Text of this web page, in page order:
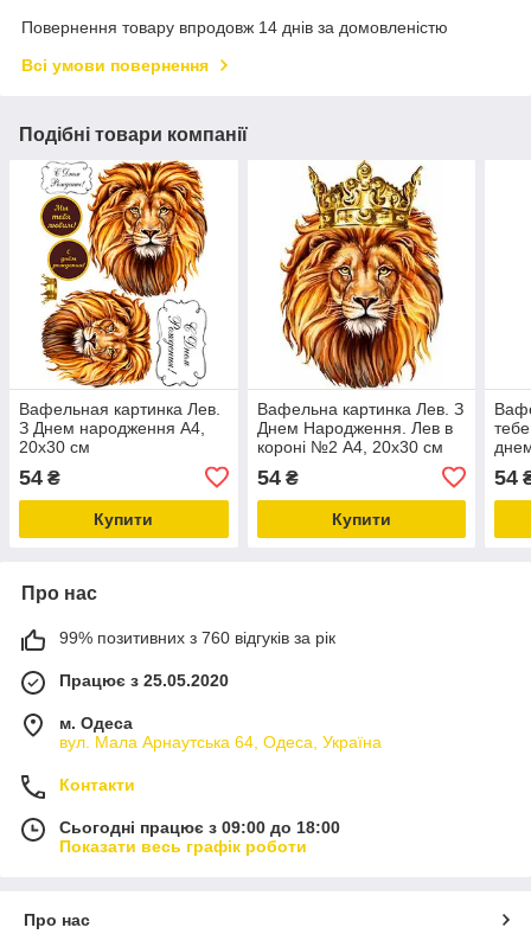
Повернення товару впродовж 14 днів за домовленістю
Всі умови повернення
Подібні товари компанії
Вафельная картинка Лев.
З Днем народження А4,
20х30 см
54 ₴
Купити
Вафельна картинка Лев. З
Днем Народження. Лев в
короні №2 А4, 20х30 см
54₴
Купити
54
Про нас
99% позитивних з 760 відгуків за рік
Працює з 25.05.2020
м. Одеса
вул. Мала Арнаутська 64, Одеса, Україна
Контакти
Сьогодні працює з 09:00 до 18:00
Показати весь графік роботи
Про нас